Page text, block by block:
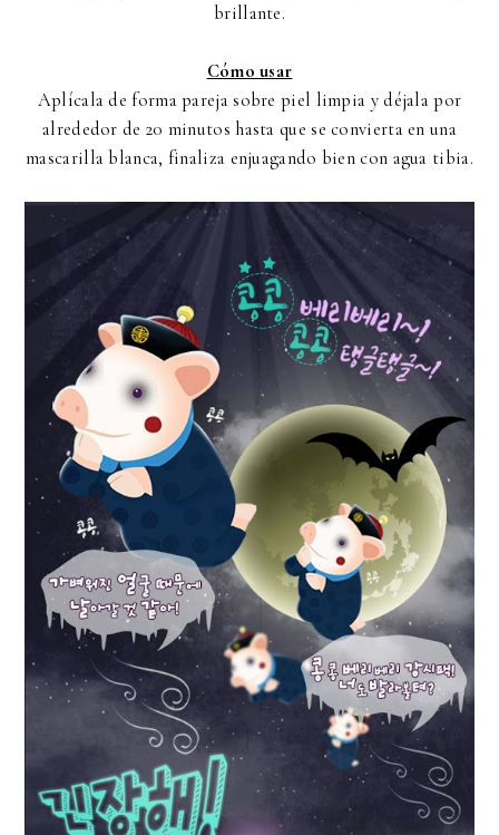
brillante.
Cómo usar
Aplícala de forma pareja sobre piel limpia y déjala por
alrededor de 20 minutos hasta que se convierta en una
mascarilla blanca, finaliza enjuagando bien con agua tibia.